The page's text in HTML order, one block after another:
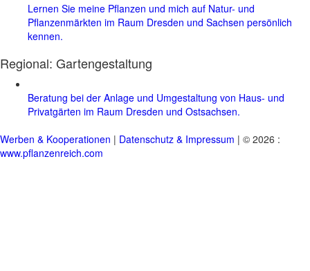
Lernen Sie meine Pflanzen und mich auf Natur- und
Pflanzenmärkten im Raum Dresden und Sachsen persönlich
kennen.
Regional: Gartengestaltung
Beratung bei der Anlage und Umgestaltung von Haus- und
Privatgärten im Raum Dresden und Ostsachsen.
Werben & Kooperationen | Datenschutz & Impressum | © 2026 :
www.pflanzenreich.com